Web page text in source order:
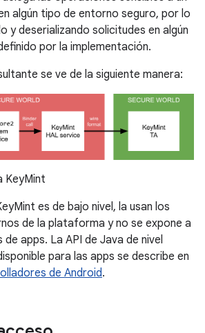
algún tipo de entorno seguro, por lo
y deserializando solicitudes en algún
por la implementación.
se ve de la siguiente manera:
KeyMint
es de bajo nivel, la usan los
de la plataforma y no se expone a
apps. La API de Java de nivel
para las apps se describe en
de Android.